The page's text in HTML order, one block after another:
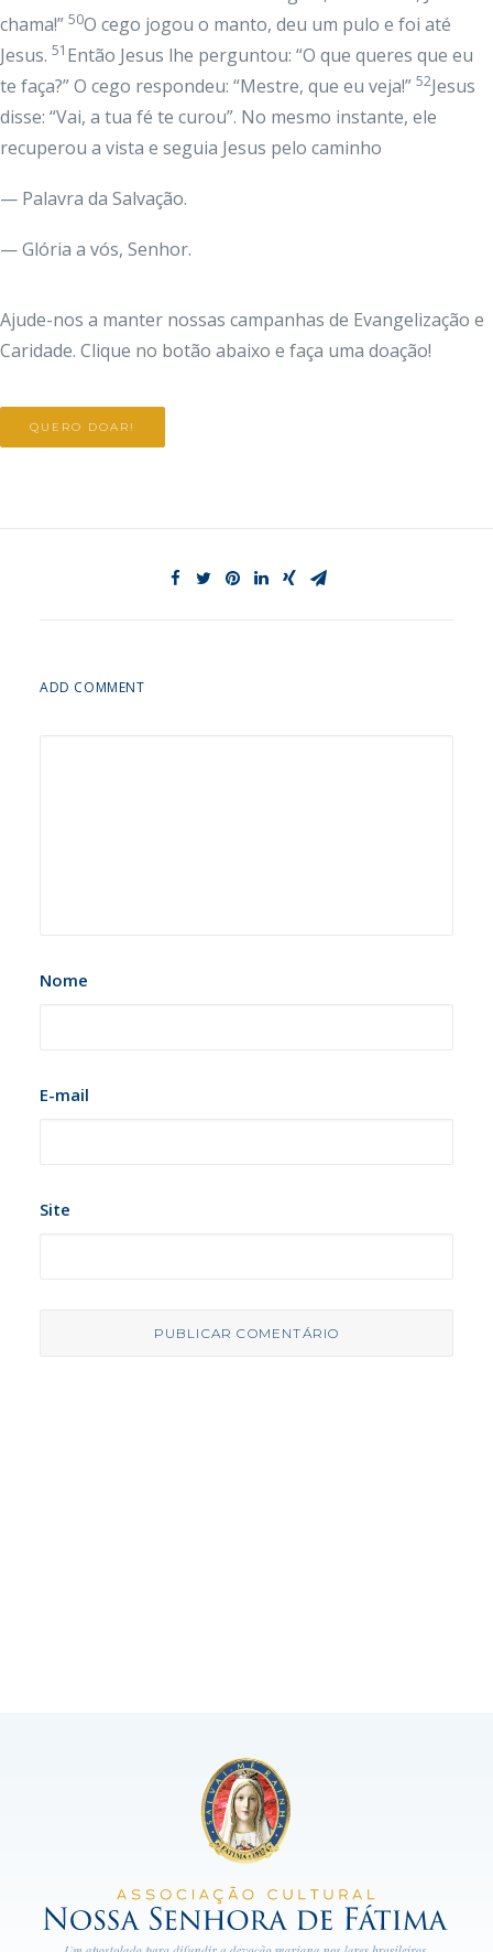
chama!” 50O cego jogou o manto, deu um pulo e foi até
Jesus. 51 Então Jesus lhe perguntou: “O que queres que eu
te faça?” O cego respondeu: “Mestre, que eu veja!” 52Jesus
disse: “Vai, a tua fé te curou”. No mesmo instante, ele
recuperou a vista e seguia Jesus pelo caminho
— Palavra da Salvação.
— Glória a vós, Senhor.
Ajude-nos a manter nossas campanhas de Evangelização e
Caridade. Clique no botão abaixo e faça uma doação!
QUERO DOAR!
ADD COMMENT
Nome
E-mail
Site